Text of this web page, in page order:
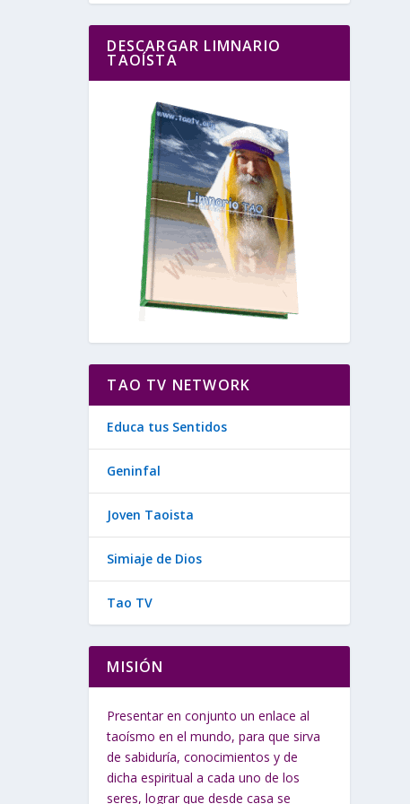
DESCARGAR LIMNARIO
TAOÍSTA
TAO TV NETWORK
Educa tus Sentidos
Geninfal
Joven Taoista
Simiaje de Dios
Tao TV
MISIÓN
Presentar en conjunto un enlace al
taoísmo en el mundo, para que sirva
de sabiduría, conocimientos y de
dicha espiritual a cada uno de los
seres, lograr que desde casa se